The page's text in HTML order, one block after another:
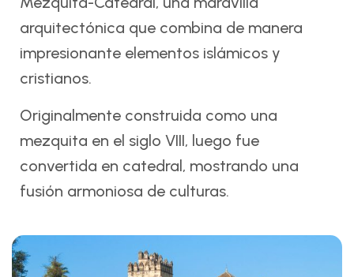
arquitectónica que combina de manera
impresionante elementos islámicos y
cristianos.
Originalmente construida como una
mezquita en el siglo VIII, luego fue
convertida en catedral, mostrando una
fusión armoniosa de culturas.